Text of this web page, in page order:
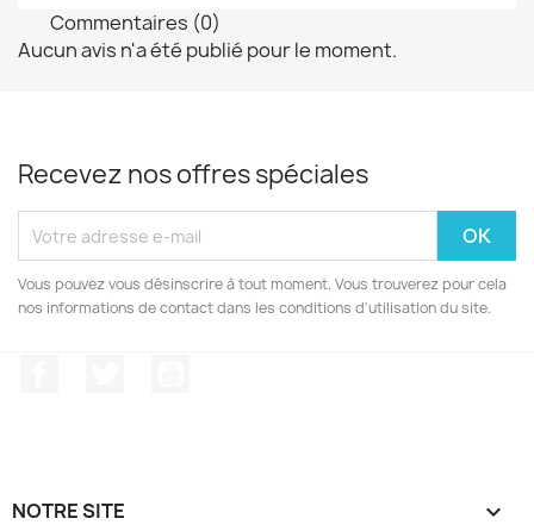
Commentaires (0)
Aucun avis n'a été publié pour le moment.
Recevez nos offres spéciales
Vous pouvez vous désinscrire à tout moment. Vous trouverez pour cela
nos informations de contact dans les conditions d'utilisation du site.
NOTRE SITE 